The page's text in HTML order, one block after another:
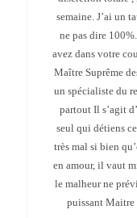
semaine. J’ai un
ne pas dire
avez dans votre
Maître Suprême
un spécialiste du
partout Il s’agit
seul qui détiens
très mal si bien
en amour, il vaut
le malheur ne
puissant